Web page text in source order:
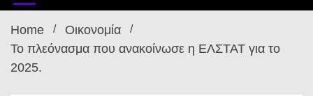
Home
Οικονομία
Το πλεόνασμα που ανακοίνωσε η ΕΛΣΤΑΤ για το
2025.